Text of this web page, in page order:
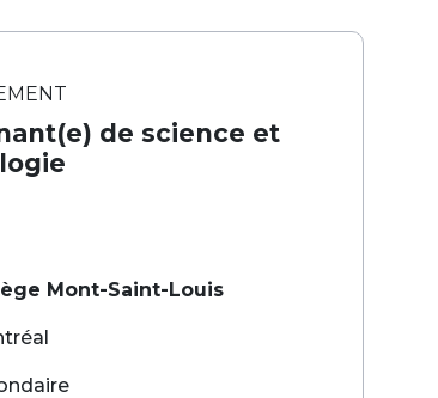
de science et
Mont-Saint-Louis